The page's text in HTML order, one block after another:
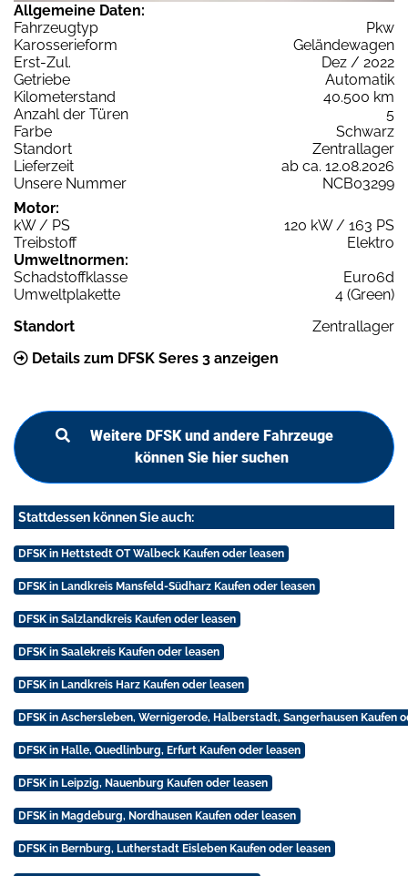
Allgemeine Daten:
Fahrzeugtyp
Pkw
Karosserieform
Geländewagen
Erst-Zul.
Dez / 2022
Getriebe
Automatik
Kilometerstand
40.500 km
Anzahl der Türen
5
Farbe
Schwarz
Standort
Zentrallager
Lieferzeit
ab ca. 12.08.2026
Unsere Nummer
NCB03299
Motor:
kW / PS
120 kW / 163 PS
Treibstoff
Elektro
Umweltnormen:
Schadstoffklasse
Euro6d
Umweltplakette
4 (Green)
Standort
Zentrallager
Details zum DFSK Seres 3 anzeigen
Weitere DFSK und andere Fahrzeuge
können Sie hier suchen
Stattdessen können Sie auch:
DFSK in Hettstedt OT Walbeck Kaufen oder leasen
DFSK in Landkreis Mansfeld-Südharz Kaufen oder leasen
DFSK in Salzlandkreis Kaufen oder leasen
DFSK in Saalekreis Kaufen oder leasen
DFSK in Landkreis Harz Kaufen oder leasen
DFSK in Aschersleben, Wernigerode, Halberstadt, Sangerhausen Kaufen
DFSK in Halle, Quedlinburg, Erfurt Kaufen oder leasen
DFSK in Leipzig, Nauenburg Kaufen oder leasen
DFSK in Magdeburg, Nordhausen Kaufen oder leasen
DFSK in Bernburg, Lutherstadt Eisleben Kaufen oder leasen